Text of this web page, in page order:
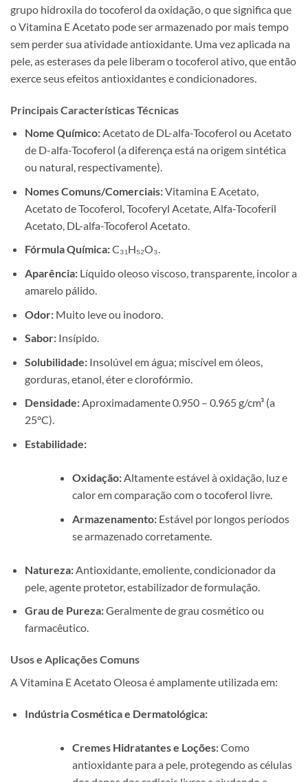
grupo hidroxila do tocoferol da oxidação, o que significa que
o Vitamina E Acetato pode ser armazenado por mais tempo
sem perder sua atividade antioxidante. Uma vez aplicada na
pele, as esterases da pele liberam o tocoferol ativo, que então
exerce seus efeitos antioxidantes e condicionadores.
Principais Características Técnicas
Nome Químico:Acetato de DL-alfa-Tocoferol ou Acetato
de D-alfa-Tocoferol (a diferença está na origem sintética
ou natural, respectivamente).
Nomes Comuns/Comerciais:Vitamina E Acetato,
Acetato de Tocoferol, Tocoferyl Acetate, Alfa-Tocoferil
Acetato, DL-alfa-Tocoferol Acetato.
Fórmula Química:C₃₁H₅₂O₃.
Aparência:Líquido oleoso viscoso, transparente, incolor a
amarelo pálido.
Odor:Muito leve ou inodoro.
Sabor:Insípido.
Solubilidade:Insolúvel em água; miscível em óleos,
gorduras, etanol, éter e clorofórmio.
Densidade:Aproximadamente 0.950 – 0.965 g/cm³ (a
25°C).
Estabilidade:
Oxidação:Altamente estável à oxidação, luz e
calor em comparação com o tocoferol livre.
Armazenamento:Estável por longos períodos
se armazenado corretamente.
Natureza:Antioxidante, emoliente, condicionador da
pele, agente protetor, estabilizador de formulação.
Grau de Pureza:Geralmente de grau cosmético ou
farmacêutico.
Usos e Aplicações Comuns
A Vitamina E Acetato Oleosa é amplamente utilizada em:
Indústria Cosmética e Dermatológica:
Cremes Hidratantes e Loções:Como
antioxidante para a pele, protegendo as células